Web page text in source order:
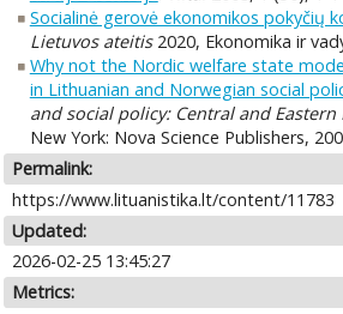
Socialinė gerovė ekonomikos pokyčių
Lietuvos ateitis2020, Ekonomika ir
Why not the Nordic welfare state
in Lithuanian and Norwegian social
and social policy: Central and
New York: Nova Science Publishers,
Permalink:
https://www.lituanistika.lt/content/11783
Updated:
2026-02-25 13:45:27
Metrics: